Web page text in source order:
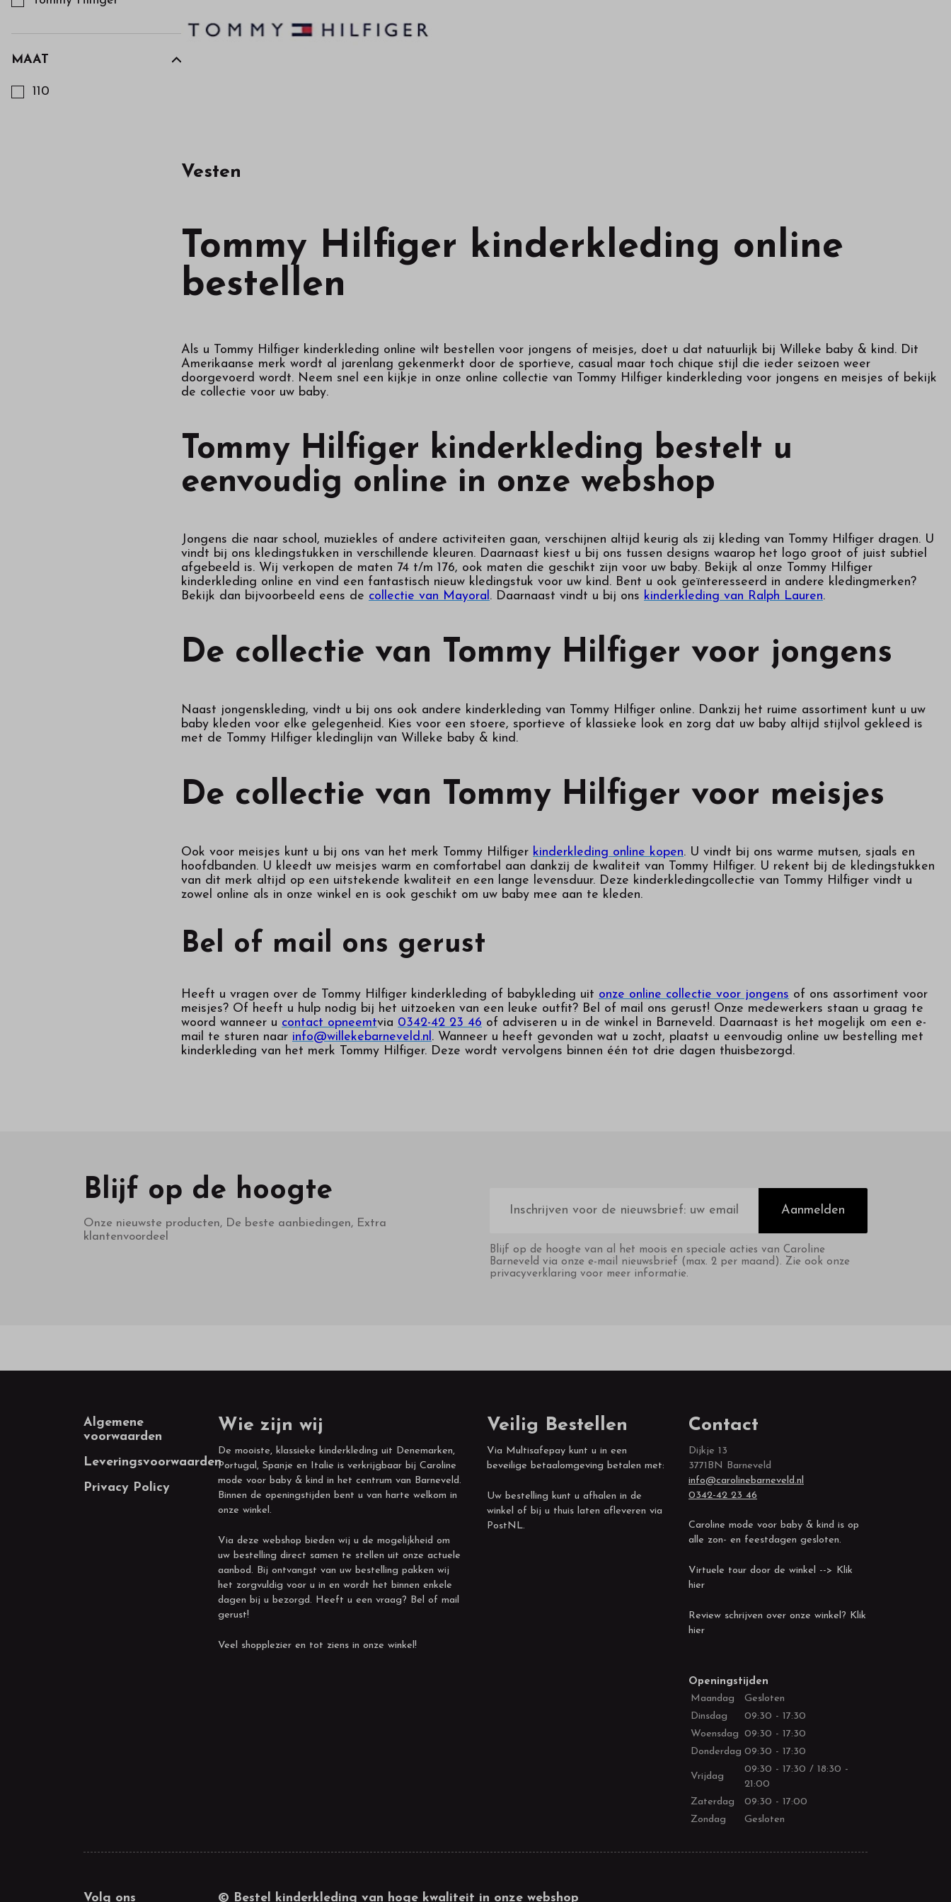
MAAT
110
Vesten
Tommy Hilfiger kinderkleding online
bestellen
Als u Tommy Hilfiger kinderkleding online wilt bestellen voor jongens of meisjes, doet u dat natuurlijk bij Willeke baby & kind. Dit
Amerikaanse merk wordt al jarenlang gekenmerkt door de sportieve, casual maar toch chique stijl die ieder seizoen weer
doorgevoerd wordt. Neem snel een kijkje in onze online collectie van Tommy Hilfiger kinderkleding voor jongens en meisjes of bekijk
de collectie voor uw baby.
Tommy Hilfiger kinderkleding bestelt u
eenvoudig online in onze webshop
Jongens die naar school, muziekles of andere activiteiten gaan, verschijnen altijd keurig als zij kleding van Tommy Hilfiger dragen. U
vindt bij ons kledingstukken in verschillende kleuren. Daarnaast kiest u bij ons tussen designs waarop het logo groot of juist subtiel
afgebeeld is. Wij verkopen de maten 74 t/m 176, ook maten die geschikt zijn voor uw baby. Bekijk al onze Tommy Hilfiger
kinderkleding online en vind een fantastisch nieuw kledingstuk voor uw kind. Bent u ook geïnteresseerd in andere kledingmerken?
Bekijk dan bijvoorbeeld eens de collectie van Mayoral. Daarnaast vindt u bij ons kinderkleding van Ralph Lauren.
De collectie van Tommy Hilfiger voor jongens
Naast jongenskleding, vindt u bij ons ook andere kinderkleding van Tommy Hilfiger online. Dankzij het ruime assortiment kunt u uw
baby kleden voor elke gelegenheid. Kies voor een stoere, sportieve of klassieke look en zorg dat uw baby altijd stijlvol gekleed is
met de Tommy Hilfiger kledinglijn van Willeke baby & kind.
De collectie van Tommy Hilfiger voor meisjes
Ook voor meisjes kunt u bij ons van het merk Tommy Hilfiger kinderkleding online kopen. U vindt bij ons warme mutsen, sjaals en
hoofdbanden. U kleedt uw meisjes warm en comfortabel aan dankzij de kwaliteit van Tommy Hilfiger. U rekent bij de kledingstukken
van dit merk altijd op een uitstekende kwaliteit en een lange levensduur. Deze kinderkledingcollectie van Tommy Hilfiger vindt u
zowel online als in onze winkel en is ook geschikt om uw baby mee aan te kleden.
Bel of mail ons gerust
Heeft u vragen over de Tommy Hilfiger kinderkleding of babykleding uit onze online collectie voor jongens of ons assortiment voor
meisjes? Of heeft u hulp nodig bij het uitzoeken van een leuke outfit? Bel of mail ons gerust! Onze medewerkers staan u graag te
woord wanneer u contact opneemtvia 0342-42 23 46 of adviseren u in de winkel in Barneveld. Daarnaast is het mogelijk om een e-
mail te sturen naar info@willekebarneveld.nl. Wanneer u heeft gevonden wat u zocht, plaatst u eenvoudig online uw bestelling met
kinderkleding van het merk Tommy Hilfiger. Deze wordt vervolgens binnen één tot drie dagen thuisbezorgd.
Blijf op de hoogte
Onze nieuwste producten, De beste aanbiedingen, Extra
klantenvoordeel
mailadres
Aanmelden
Blijf op de hoogte van al het moois en speciale acties van Caroline
Barneveld via onze e-mail nieuwsbrief (max. 2 per maand). Zie ook onze
privacyverklaring voor meer informatie.
Footer
Algemene
voorwaarden
Leveringsvoorwaarden
Privacy Policy
Wie zijn wij
De mooiste, klassieke kinderkleding uit Denemarken,
Portugal, Spanje en Italie is verkrijgbaar bij Caroline
mode voor baby & kind in het centrum van Barneveld.
Binnen de openingstijden bent u van harte welkom in
onze winkel.
Via deze webshop bieden wij u de mogelijkheid om
uw bestelling direct samen te stellen uit onze actuele
aanbod. Bij ontvangst van uw bestelling pakken wij
het zorgvuldig voor u in en wordt het binnen enkele
dagen bij u bezorgd. Heeft u een vraag? Bel of mail
gerust!
Veel shopplezier en tot ziens in onze winkel!
Veilig Bestellen
Via Multisafepay kunt u in een
beveilige betaalomgeving betalen met:
Uw bestelling kunt u afhalen in de
winkel of bij u thuis laten afleveren via
PostNL.
Contact
Dijkje 13
3771BN Barneveld
info@carolinebarneveld.nl
0342-42 23 46
Caroline mode voor baby & kind is op
alle zon- en feestdagen gesloten.
Virtuele tour door de winkel --> Klik
hier
Review schrijven over onze winkel? Klik
hier
Openingstijden
Maandag
Gesloten
Dinsdag
09:30 - 17:30
Woensdag 09:30 - 17:30
Donderdag 09:30 - 17:30
Vrijdag
09:30 - 17:30 / 18:30 -
21:00
Zaterdag
09:30 - 17:00
Zondag
Gesloten
Volg ons © Bestel kinderkleding van hoge kwaliteit in onze webshop